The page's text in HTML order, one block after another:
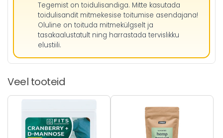
Tegemist on toidulisandiga. Mitte kasutada
toidulisandit mitmekesise toitumise asendajana!
Oluline on toituda mitmekülgselt ja
tasakaalustatult ning harrastada tervislikku
elustiili.
Veel tooteid